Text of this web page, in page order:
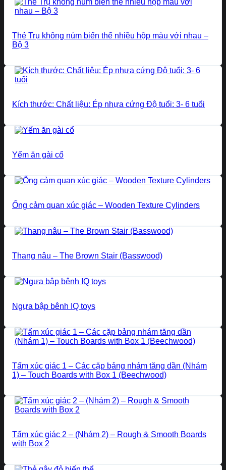
Thẻ Trụ không núm biến thể nhiều hộp màu với nhau –
Bộ 3
Kích thước: Chất liệu: Ép nhựa cứng Độ tuổi: 3- 6 tuổi
Yếm ăn gài cổ
Ống cảm quan xúc giác – Wooden Texture Cylinders
Thang nâu – The Brown Stair (Basswood)
Ngựa bập bênh IQ toys
Tấm xúc giác 1 – Các cặp bảng nhám tăng dần (Nhám
1) – Touch Boards with Box 1 (Beechwood)
Tấm xúc giác 2 – (Nhám 2) – Rough & Smooth Boards
with Box 2